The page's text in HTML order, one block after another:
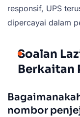
responsif, UPS
dipercayai dalam
Soalan
Berkaitan
nombor